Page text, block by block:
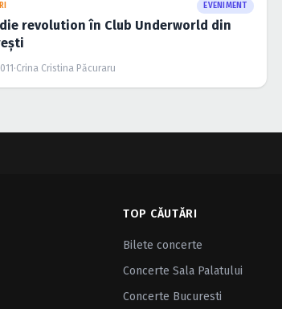
EVENIMENT
revolution în Club Underworld din
·Crina Cristina Păcuraru
TOP CĂUTĂRI
Bilete concerte
Concerte Sala Palatului
Concerte Bucuresti